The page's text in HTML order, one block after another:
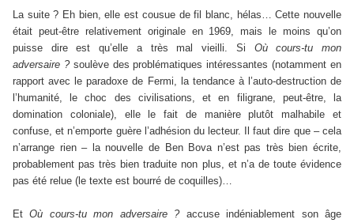
La suite ? Eh bien, elle est cousue de fil blanc, hélas… Cette nouvelle
était peut-être relativement originale en 1969, mais le moins qu’on
puisse dire est qu’elle a très mal vieilli. Si Où cours-tu mon
adversaire ?soulève des problématiques intéressantes (notamment en
rapport avec le paradoxe de Fermi, la tendance à l’auto-destruction de
l’humanité, le choc des civilisations, et en filigrane, peut-être, la
domination coloniale), elle le fait de manière plutôt malhabile et
confuse, et n’emporte guère l’adhésion du lecteur. Il faut dire que – cela
n’arrange rien – la nouvelle de Ben Bova n’est pas très bien écrite,
probablement pas très bien traduite non plus, et n’a de toute évidence
pas été relue (le texte est bourré de coquilles)…
EtOù cours-tu mon adversaire ?accuse indéniablement son âge